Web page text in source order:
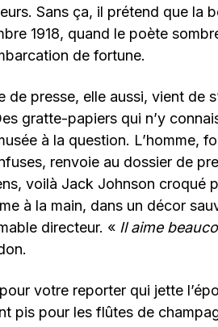
Sans ça, il prétend que la
1918, quand le poète
de fortune.
de presse, elle aussi, vient de
gratte-papiers qui n’y
à la question. L’homme,
renvoie au dossier de
voilà Jack Johnson croqué
à la main, dans un décor
directeur. « Il aime
votre reporter qui jette
pis pour les flûtes de